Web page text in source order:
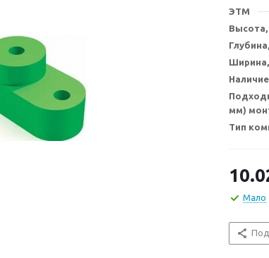
ЭТМ
Наличие
мм)
Тип
Мало